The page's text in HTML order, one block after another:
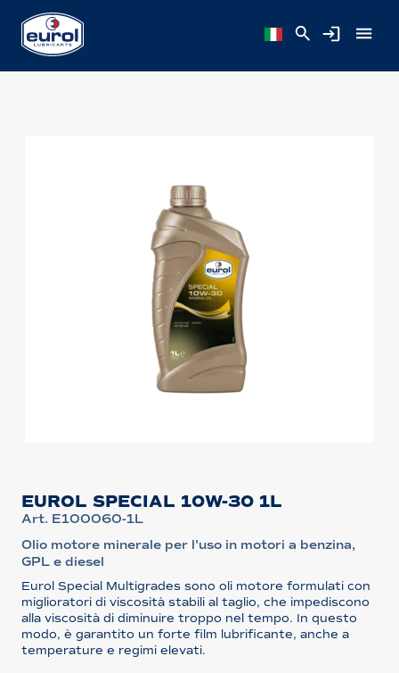
EUROL SPECIAL 10W-30 1L
Art. E100060-1L
Olio motore minerale per l'uso in motori a benzina,
GPL e diesel
Eurol Special Multigrades sono oli motore formulati con
miglioratori di viscosità stabili al taglio, che impediscono
alla viscosità di diminuire troppo nel tempo. In questo
modo, è garantito un forte film lubrificante, anche a
temperature e regimi elevati.